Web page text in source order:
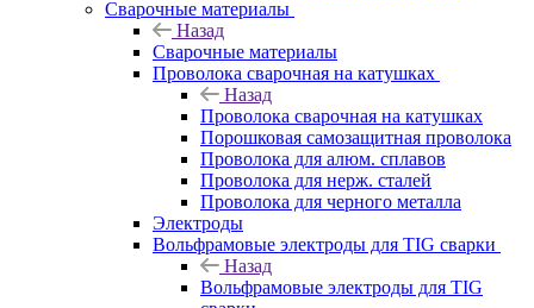
Сварочные материалы
Назад
Сварочные материалы
Проволока сварочная на катушках
Назад
Проволока сварочная на катушках
Порошковая самозащитная проволока
Проволока для алюм. сплавов
Проволока для нерж. сталей
Проволока для черного металла
Электроды
Вольфрамовые электроды для TIG сварки
Назад
Вольфрамовые электроды для TIG